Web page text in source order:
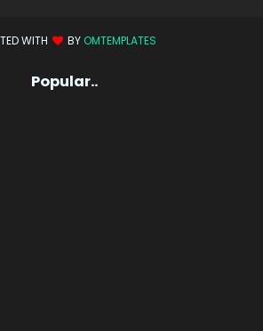
WITH BY OMTEMPLATES
Popular..